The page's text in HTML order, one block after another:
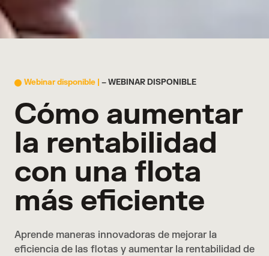
Webinar disponible | – WEBINAR DISPONIBLE
Cómo aumentar
la rentabilidad
con una flota
más eficiente
Aprende maneras innovadoras de mejorar la
eficiencia de las flotas y aumentar la rentabilidad de